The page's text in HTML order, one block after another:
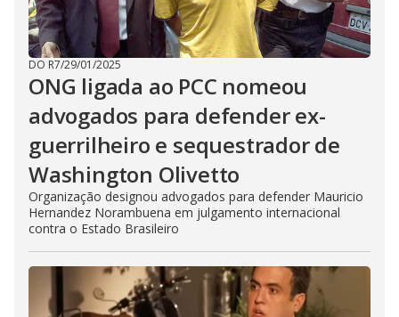
DO R7/29/01/2025
ONG ligada ao PCC nomeou
advogados para defender ex-
guerrilheiro e sequestrador de
Washington Olivetto
Organização designou advogados para defender Mauricio
Hernandez Norambuena em julgamento internacional
contra o Estado Brasileiro